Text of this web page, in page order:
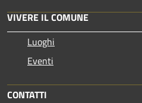
VIVERE IL COMUNE
Luoghi
Eventi
CONTATTI